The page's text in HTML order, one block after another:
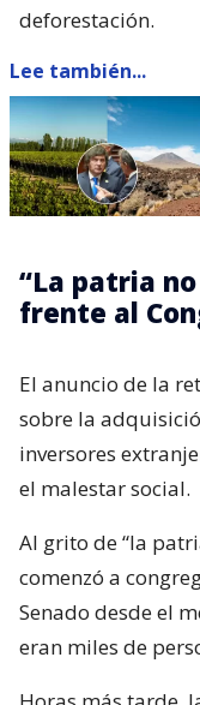
deforestación.
Lee también...
“La patria
frente al
El anuncio de la
sobre la
inversores
el malestar social.
Al grito de “la
comenzó a
Senado desde el
eran miles de